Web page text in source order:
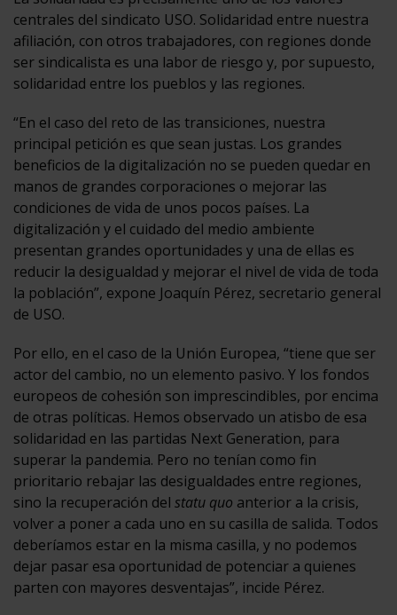
centrales del sindicato USO. Solidaridad entre nuestra
afiliación, con otros trabajadores, con regiones donde
ser sindicalista es una labor de riesgo y, por supuesto,
solidaridad entre los pueblos y las regiones.
“En el caso del reto de las transiciones, nuestra
principal petición es que sean justas. Los grandes
beneficios de la digitalización no se pueden quedar en
manos de grandes corporaciones o mejorar las
condiciones de vida de unos pocos países. La
digitalización y el cuidado del medio ambiente
presentan grandes oportunidades y una de ellas es
reducir la desigualdad y mejorar el nivel de vida de toda
la población”, expone Joaquín Pérez, secretario general
de USO.
Por ello, en el caso de la Unión Europea, “tiene que ser
actor del cambio, no un elemento pasivo. Y los fondos
europeos de cohesión son imprescindibles, por encima
de otras políticas. Hemos observado un atisbo de esa
solidaridad en las partidas Next Generation, para
superar la pandemia. Pero no tenían como fin
prioritario rebajar las desigualdades entre regiones,
sino la recuperación del statu quo anterior a la crisis,
volver a poner a cada uno en su casilla de salida. Todos
deberíamos estar en la misma casilla, y no podemos
dejar pasar esa oportunidad de potenciar a quienes
parten con mayores desventajas”, incide Pérez.